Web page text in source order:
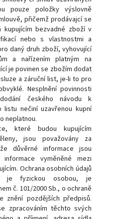
pouze položky výslovně
přičemž prodávajcí se
kupujícím bezvadné zboží v
nebo s vlastnostmi a
daný druh zboží, vyhovující
a nařízením platným na
je povinen se zbožím dodat
a záruční list, je-li to pro
Nesplnění povinnosti
českého návodu k
listu nečiní uzavřenou kupní
neplatnou.
které budou kupujícím
jsou považovány za
důvěrné informace jsou
vyměněné mezi
Ochrana osobních údajů
je fyzickou osobou, je
č. 101/2000 Sb., o ochraně
znění pozdějších předpisů.
zpracováním těchto svých